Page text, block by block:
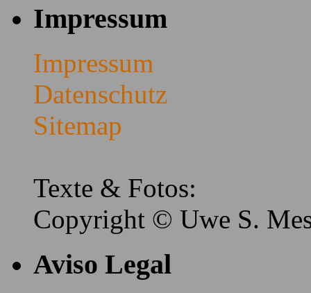
Impressum
Impressum
Datenschutz
Sitemap
Texte & Fotos:
Copyright © Uwe S.
Aviso Legal